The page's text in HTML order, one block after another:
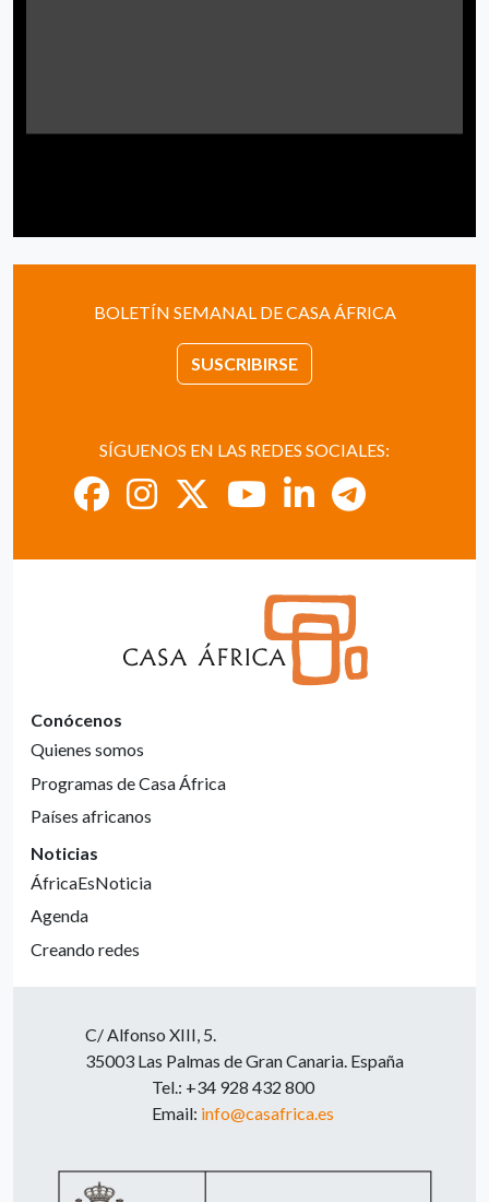
BOLETÍN SEMANAL DE CASA ÁFRICA
SUSCRIBIRSE
SÍGUENOS EN LAS REDES SOCIALES:
Conócenos
Quienes somos
Programas de Casa África
Países africanos
Noticias
ÁfricaEsNoticia
Agenda
Creando redes
C/ Alfonso XIII, 5.
35003 Las Palmas de Gran Canaria. España
Tel.: +34 928 432 800
Email: info@casafrica.es